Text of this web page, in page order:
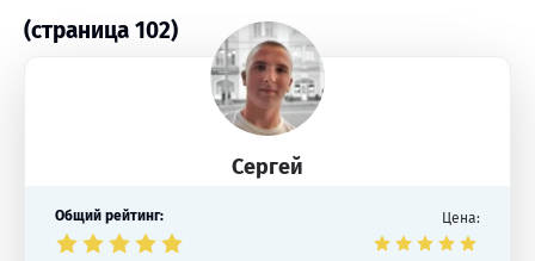
(страница 102)
Сергей
Общий рейтинг: Цена: